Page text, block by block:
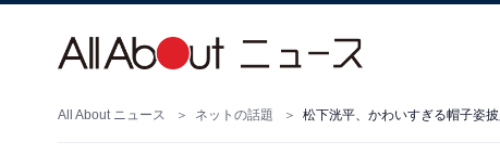
All About ニュース ネットの話題 松下洸平、かわいすぎる帽子姿